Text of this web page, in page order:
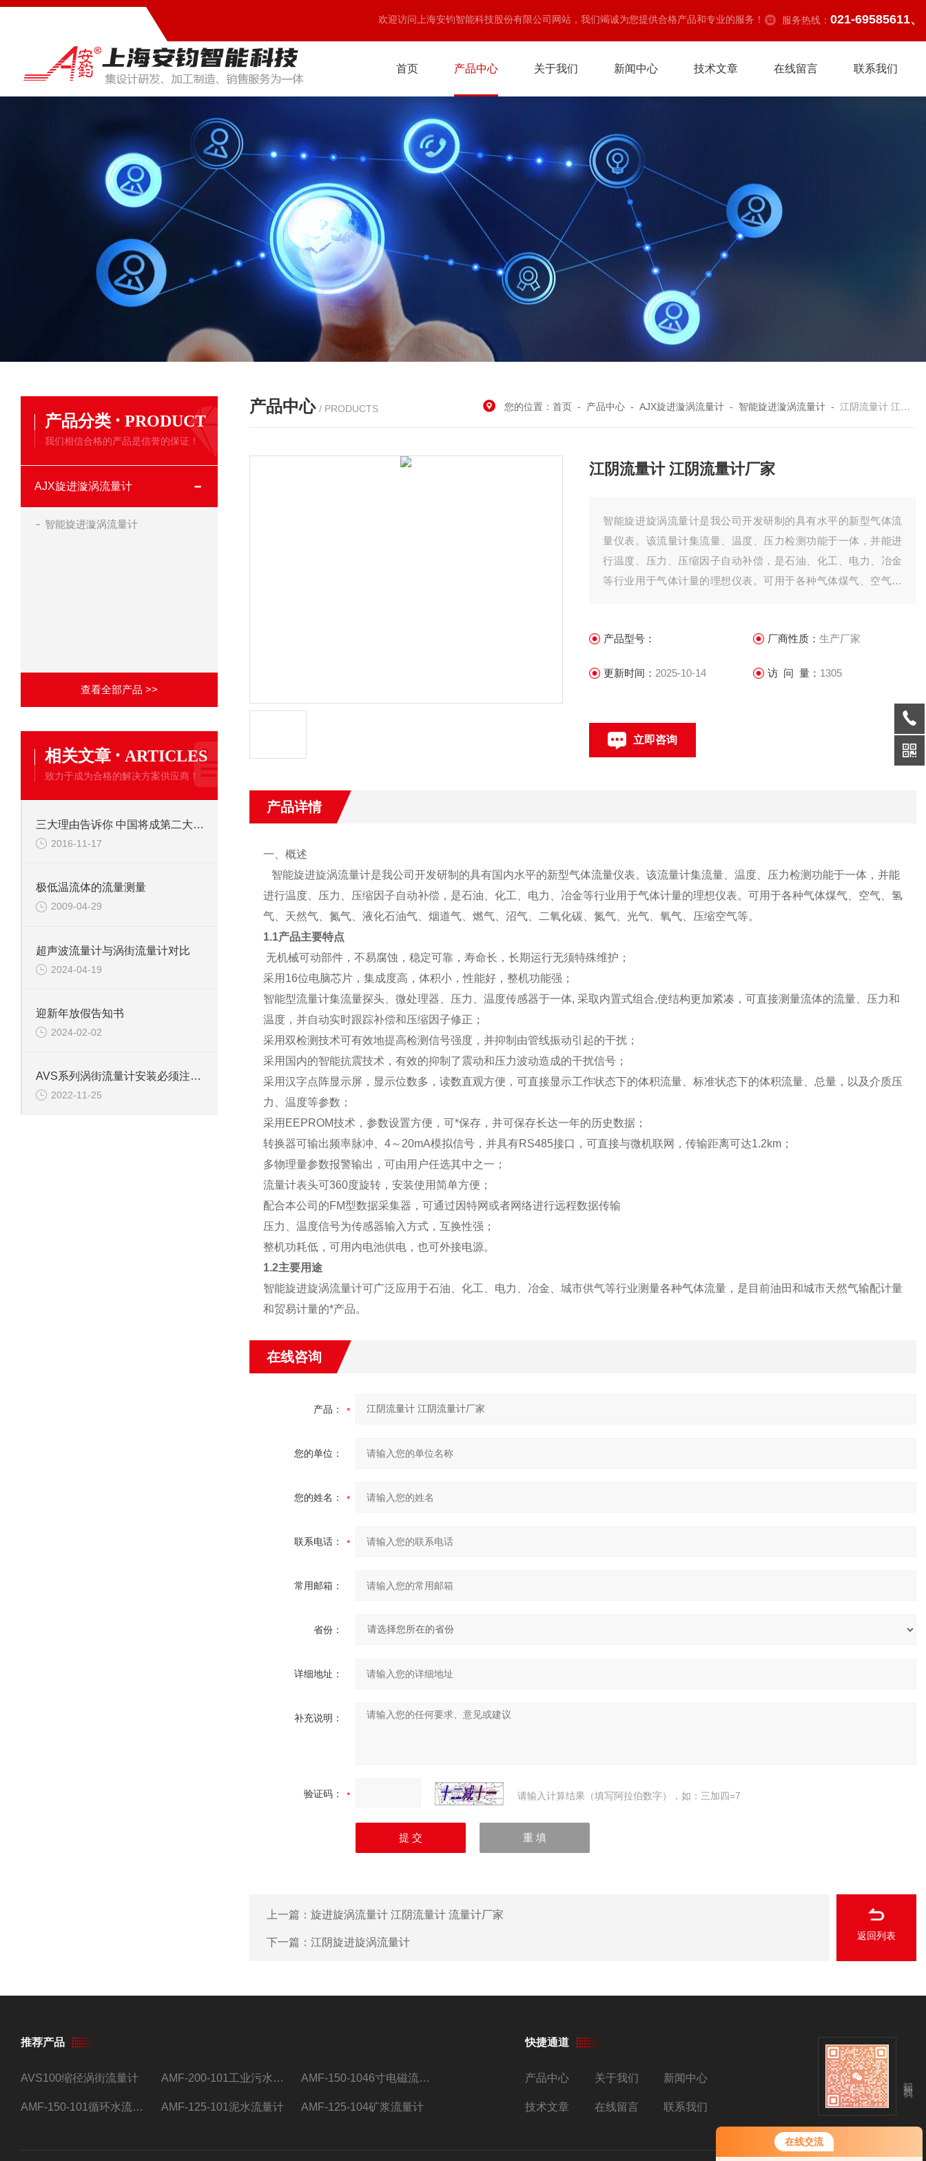
在线交流
欢迎访问上海安钧智能科技股份有限公司网站，我们竭诚为您提供合格产品和专业的服务！ 服务热线： 021-69585611、
首页 产品中心 关于我们 新闻中心 技术文章 在线留言 联系我们
产品分类 · PRODUCT
我们相信合格的产品是信誉的保证！
AJX旋进漩涡流量计
智能旋进漩涡流量计
查看全部产品 >>
相关文章 · ARTICLES
致力于成为合格的解决方案供应商！
三大理由告诉你 中国将成第二大天然气生产国！
2016-11-17
极低温流体的流量测量
2009-04-29
超声波流量计与涡街流量计对比
2024-04-19
迎新年放假告知书
2024-02-02
AVS系列涡街流量计安装必须注意事项
2022-11-25
产品中心 / PRODUCTS 您的位置：首页 - 产品中心 -AJX旋进漩涡流量计 - 智能旋进漩涡流量计 -江阴流量计 江阴流量计厂家
江阴流量计 江阴流量计厂家
智能旋进旋涡流量计是我公司开发研制的具有水平的新型气体流
量仪表。该流量计集流量、温度、压力检测功能于一体，并能进
行温度、压力、压缩因子自动补偿，是石油、化工、电力、冶金
等行业用于气体计量的理想仪表。可用于各种气体煤气、空气、
产品型号：
厂商性质： 生产厂家
更新时间： 2025-10-14 访 问 量： 1305
立即咨询
产品详情
一、概述
智能旋进旋涡流量计是我公司开发研制的具有国内水平的新型气体流量仪表。该流量计集流量、温度、压力检测功能于一体，并能
进行温度、压力、压缩因子自动补偿，是石油、化工、电力、冶金等行业用于气体计量的理想仪表。可用于各种气体煤气、空气、氢
气、天然气、氮气、液化石油气、烟道气、燃气、沼气、二氧化碳、氮气、光气、氧气、压缩空气等。
1.1产品主要特点
无机械可动部件，不易腐蚀，稳定可靠，寿命长，长期运行无须特殊维护；
采用16位电脑芯片，集成度高，体积小，性能好，整机功能强；
智能型流量计集流量探头、微处理器、压力、温度传感器于一体, 采取内置式组合,使结构更加紧凑，可直接测量流体的流量、压力和
温度，并自动实时跟踪补偿和压缩因子修正；
采用双检测技术可有效地提高检测信号强度，并抑制由管线振动引起的干扰；
采用国内的智能抗震技术，有效的抑制了震动和压力波动造成的干扰信号；
采用汉字点阵显示屏，显示位数多，读数直观方便，可直接显示工作状态下的体积流量、标准状态下的体积流量、总量，以及介质压
力、温度等参数；
采用EEPROM技术，参数设置方便，可*保存，并可保存长达一年的历史数据；
转换器可输出频率脉冲、4～20mA模拟信号，并具有RS485接口，可直接与微机联网，传输距离可达1.2km；
多物理量参数报警输出，可由用户任选其中之一；
流量计表头可360度旋转，安装使用简单方便；
配合本公司的FM型数据采集器，可通过因特网或者网络进行远程数据传输
压力、温度信号为传感器输入方式，互换性强；
整机功耗低，可用内电池供电，也可外接电源。
1.2主要用途
智能旋进旋涡流量计可广泛应用于石油、化工、电力、冶金、城市供气等行业测量各种气体流量，是目前油田和城市天然气输配计量
和贸易计量的*产品。
在线咨询
产品：
您的单位：
您的姓名：
联系电话：
常用邮箱：
省份：
详细地址：
补充说明：
验证码： 请输入计算结果（填写阿拉伯数字），如：三加四=7
上一篇： 旋进旋涡流量计 江阴流量计 流量计厂家
下一篇： 江阴旋进旋涡流量计
返回列表
推荐产品
AVS100缩径涡街流量计 AMF-200-101工业污水流量计 AMF-150-1046寸电磁流量计
AMF-150-101循环水流量计,电磁流量计 AMF-125-101泥水流量计 AMF-125-104矿浆流量计
快捷通道
产品中心 关于我们 新闻中心
技术文章 在线留言 联系我们